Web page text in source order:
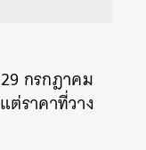
กรกฎาคม
ต่ราคาที่วาง